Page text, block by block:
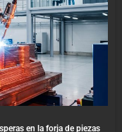
en la forja de piezas